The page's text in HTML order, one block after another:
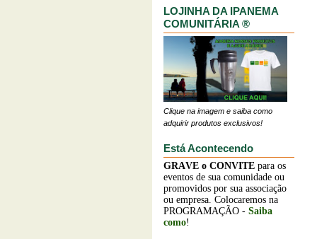
LOJINHA DA IPANEMA
COMUNITÁRIA ®
Clique na imagem e saiba como
adquirir produtos exclusivos!
Está Acontecendo
GRAVE o CONVITE para os
eventos de sua comunidade ou
promovidos por sua associação
ou empresa. Colocaremos na
PROGRAMAÇÃO - Saiba
como!